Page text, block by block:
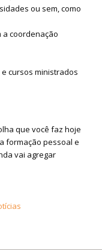
ou sem, como
a coordenação
cursos ministrados
que você faz hoje
formação pessoal e
vai agregar